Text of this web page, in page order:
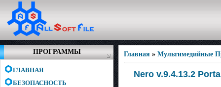
ПРОГРАММЫ
ГЛАВНАЯ
БЕЗОПАСНОСТЬ
Главная » Мультимедийные
Nero v.9.4.13.2